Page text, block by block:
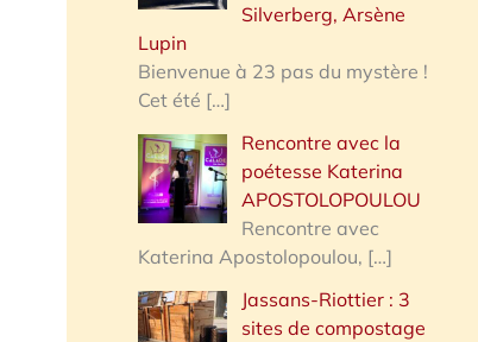
Silverberg, Arsène
Lupin
Bienvenue à 23 pas du mystère !
Cet été […]
Rencontre avec la
poétesse Katerina
APOSTOLOPOULOU
Rencontre avec
Katerina Apostolopoulou, […]
Jassans-Riottier : 3
sites de compostage